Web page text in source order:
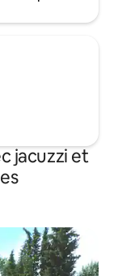
jacuzzi et